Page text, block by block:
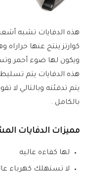
هذه الدفايات تشبه
كوارتز ينتج عنها
ويكون لها ضوء
هذه الدفايات يتم
يتم تدفئته وبالتالي لا
بالكامل .
مميزات الدفايات
لها كفاءه عاليه
لا تستهلك كهرباء